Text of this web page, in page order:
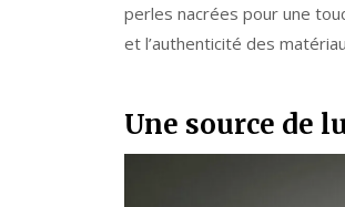
perles nacrées pour une
et l’authenticité des
Une source de